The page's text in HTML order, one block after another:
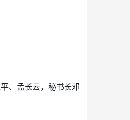
、孟长云，秘书长邓